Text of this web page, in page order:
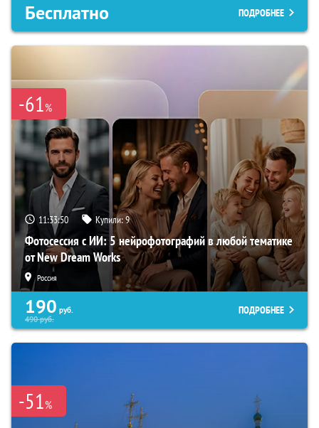
Бесплатно ПОДРОБНЕЕ
-61%
11:33:49 Купили:9
Фотосессия с ИИ: 5 нейрофотографий в любой тематике
от New Dream Works
Россия
190 руб.
490руб.
ПОДРОБНЕЕ
-51%